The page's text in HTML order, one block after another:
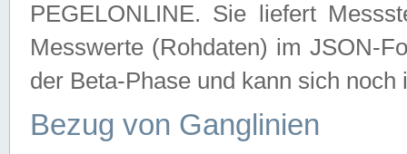
PEGELONLINE. Sie liefert
Messwerte (Rohdaten) im JSON-
der Beta-Phase und kann sich noch
Bezug von Ganglinien